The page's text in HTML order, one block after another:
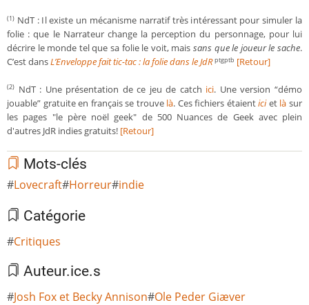
(1) NdT : Il existe un mécanisme narratif très intéressant pour simuler la
folie : que le Narrateur change la perception du personnage, pour lui
décrire le monde tel que sa folie le voit, mais sans que le joueur le sache.
C’est dansL’Enveloppe fait tic-tac : la folie dans le JdR ptgptb [Retour]
(2) NdT : Une présentation de ce jeu de catch ici. Une version “démo
jouable” gratuite en français se trouve là. Ces fichiers étaientici et làsur
les pages "le père noël geek" de 500 Nuances de Geek avec plein
d'autres JdR indies gratuits! [Retour]
Mots-clés
Lovecraft Horreur indie
Catégorie
Critiques
Auteur.ice.s
Josh Fox et Becky Annison Ole Peder Giæver